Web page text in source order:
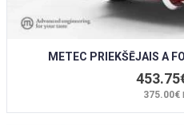
METEC PRIEKŠĒJAIS A
375.00€